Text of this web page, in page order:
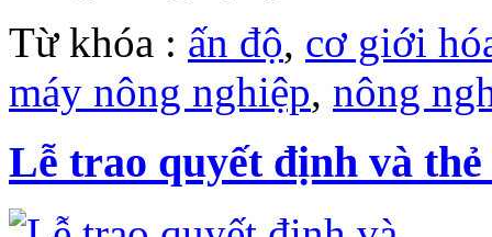
Từ khóa : ấn độ, cơ giới
máy nông nghiệp, nông
Lễ trao quyết định và